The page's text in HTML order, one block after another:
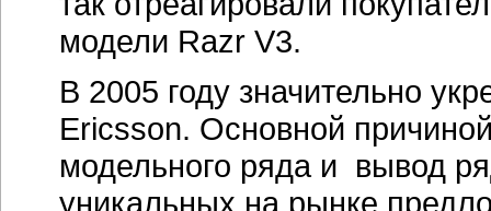
модели Razr V3.
В 2005 году значительно
Ericsson. Основной
модельного ряда и вывод
уникальных на рынке